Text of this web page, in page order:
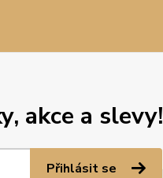
akce a slevy!
Přihlásit se